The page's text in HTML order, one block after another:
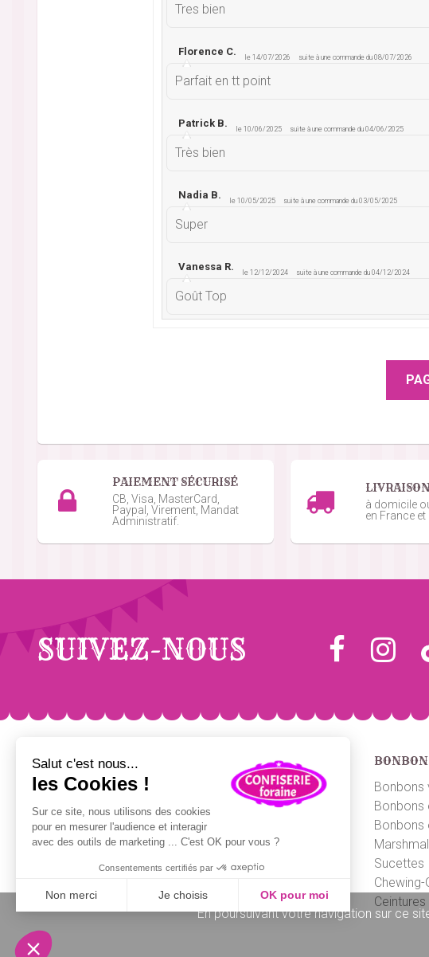
Tres bien
Florence C. le 14/07/2026 suite à une commande du 08/07/2026
Parfait en tt point
Patrick B. le 10/06/2025 suite à une commande du 04/06/2025
Très bien
Nadia B. le 10/05/2025 suite à une commande du 03/05/2025
Super
Vanessa R. le 12/12/2024 suite à une commande du 04/12/2024
Goût Top
PAIEMENT SÉCURISÉ
CB, Visa, MasterCard,
Paypal, Virement, Mandat
Administratif.
à domicile
en France et
SUIVEZ-NOUS
FÊTE FORAINE
Sucre barbe à papa
Colorant barbe à papa
Bâtons barbe à papa
Pomme d'amour
Churros, Crêpes, Gaufres
Emballages Snacking
POP CORN/ GRANITÉS
Pop-corn sucré / salé
Maïs à pop-corn
Emballages pop-corn
Concentré granités
Sirops granités
Glaces à l'italienne
Bonbons
Bonbons
Bonbons
Sucettes
Chewing-
En poursuivant votre navigation sur ce